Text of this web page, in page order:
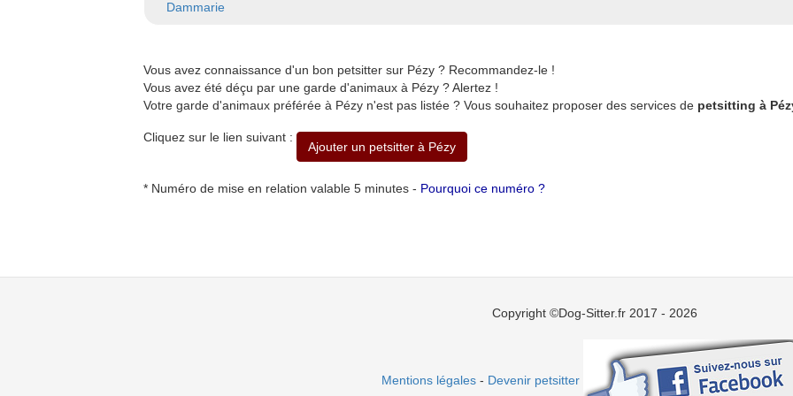
Dammarie
Vous avez connaissance d'un bon petsitter sur Pézy ? Recommandez-le !
Vous avez été déçu par une garde d'animaux à Pézy ? Alertez !
Votre garde d'animaux préférée à Pézy n'est pas listée ? Vous souhaitez proposer des services de petsitting à
Cliquez sur le lien suivant :
Ajouter un petsitter à Pézy
* Numéro de mise en relation valable 5 minutes - Pourquoi ce numéro ?
Copyright ©Dog-Sitter.fr 2017 - 2026
Mentions légales- Devenir petsitter